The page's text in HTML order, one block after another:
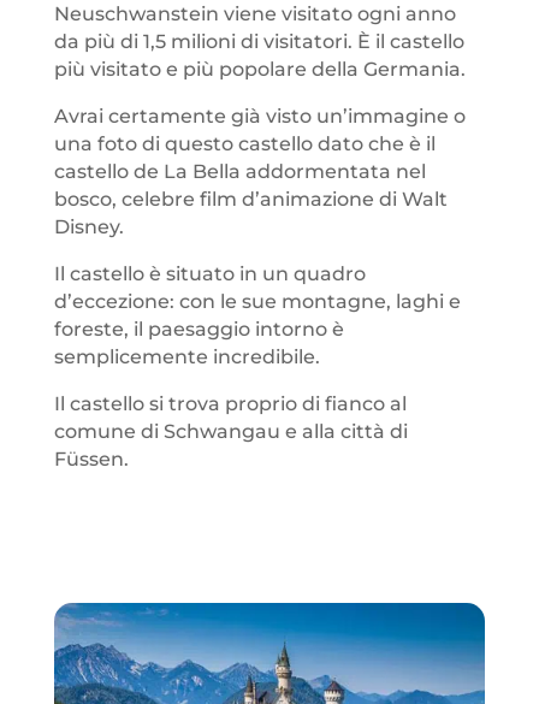
Neuschwanstein viene visitato ogni anno
da più di 1,5 milioni di visitatori. È il castello
più visitato e più popolare della Germania.
Avrai certamente già visto un’immagine o
una foto di questo castello dato che è il
castello de La Bella addormentata nel
bosco, celebre film d’animazione di Walt
Disney.
Il castello è situato in un quadro
d’eccezione: con le sue montagne, laghi e
foreste, il paesaggio intorno è
semplicemente incredibile.
Il castello si trova proprio di fianco al
comune di Schwangau e alla città di
Füssen.